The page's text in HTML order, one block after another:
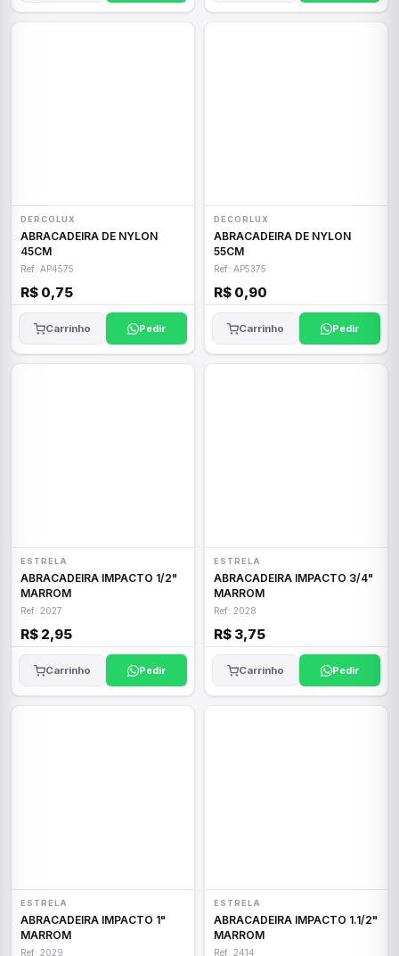
DERCOLUX
ABRACADEIRA DE NYLON
45CM
Ref: AP4575
R$ 0,75
Carrinho Pedir
DECORLUX
ABRACADEIRA DE NYLON
55CM
Ref: AP5375
R$ 0,90
Carrinho Pedir
ESTRELA
ABRACADEIRA IMPACTO 1/2"
MARROM
Ref: 2027
R$ 2,95
Carrinho Pedir
ESTRELA
ABRACADEIRA IMPACTO 3/4"
MARROM
Ref: 2028
R$ 3,75
Carrinho Pedir
ESTRELA
ABRACADEIRA IMPACTO 1"
MARROM
Ref: 2029
ESTRELA
ABRACADEIRA IMPACTO 1.1/2"
MARROM
Ref: 2414